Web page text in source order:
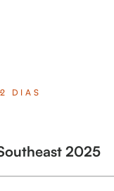
2 DIAS
2025